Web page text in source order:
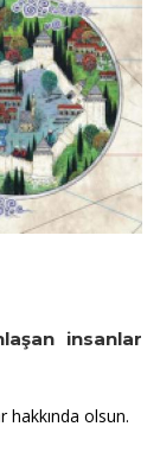
insanlar
hakkında olsun.